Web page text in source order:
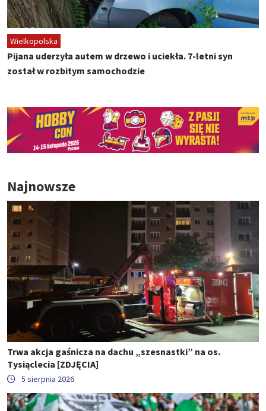
Wielkopolska
Pijana uderzyła autem w drzewo i uciekła. 7-letni syn
został w rozbitym samochodzie
Najnowsze
Trwa akcja gaśnicza na dachu „szesnastki” na os.
Tysiąclecia [ZDJĘCIA]
5 sierpnia 2026